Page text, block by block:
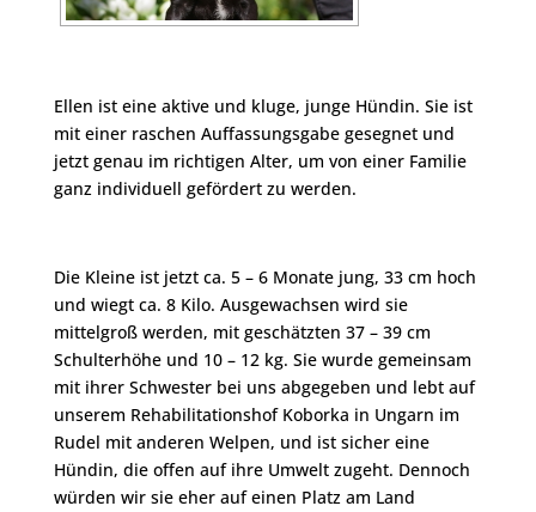
Ellen ist eine aktive und kluge, junge Hündin. Sie ist
mit einer raschen Auffassungsgabe gesegnet und
jetzt genau im richtigen Alter, um von einer Familie
ganz individuell gefördert zu werden.
Die Kleine ist jetzt ca. 5 – 6 Monate jung, 33 cm hoch
und wiegt ca. 8 Kilo. Ausgewachsen wird sie
mittelgroß werden, mit geschätzten 37 – 39 cm
Schulterhöhe und 10 – 12 kg. Sie wurde gemeinsam
mit ihrer Schwester bei uns abgegeben und lebt auf
unserem Rehabilitationshof Koborka in Ungarn im
Rudel mit anderen Welpen, und ist sicher eine
Hündin, die offen auf ihre Umwelt zugeht. Dennoch
würden wir sie eher auf einen Platz am Land